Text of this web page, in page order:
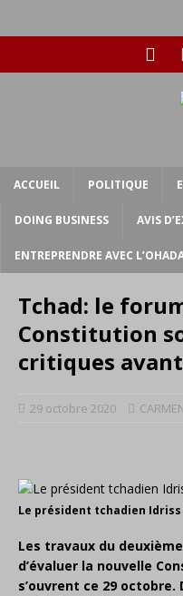
ACCUEIL POLITIQUE
DOING BUSINESS AVIS
ENTREPRENDRE AVEC
Tchad: le
Constitution
critiques
29 octobre 2020
Le président tchadien Idriss
Les travaux du
d’évaluer la nouvelle
s’ouvrent ce 29